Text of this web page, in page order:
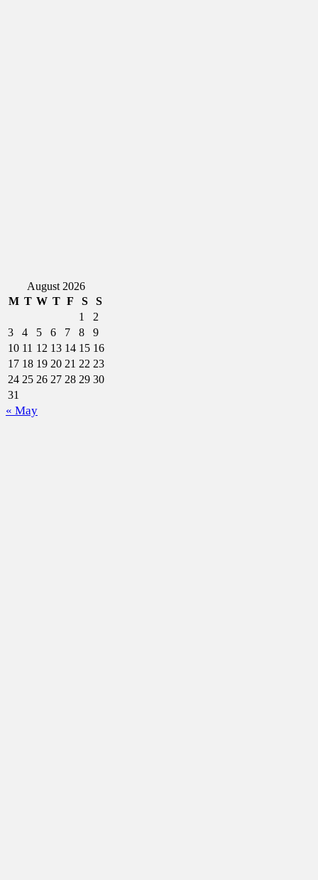
August 2026
M T W T F S
S
1
2
3
4 5 6 7 8
9
10 11 12 13 14 15 16
17 18 19 20 21 22 23
24 25 26 27 28 29 30
31
« May